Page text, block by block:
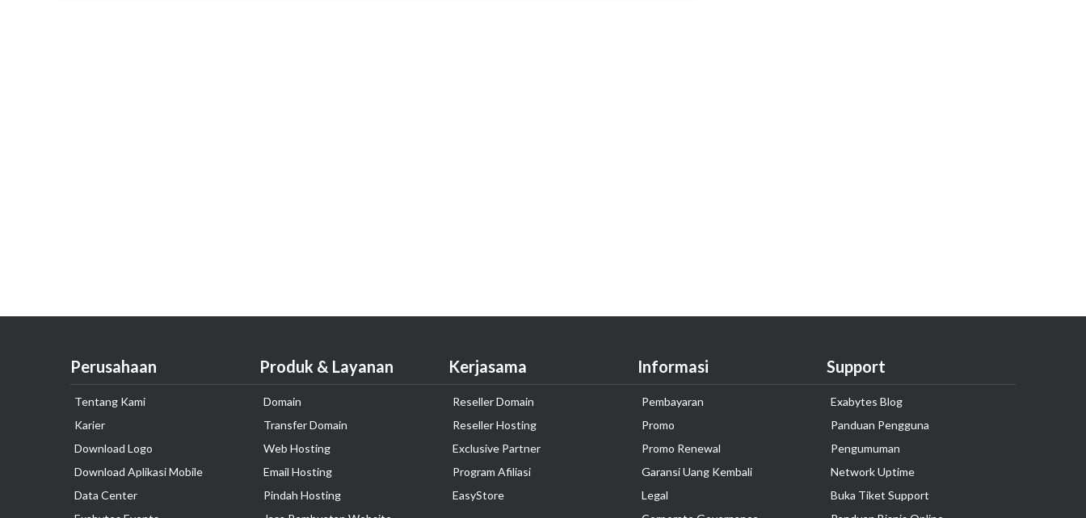
Perusahaan
Tentang Kami
Karier
Download Logo
Download Aplikasi Mobile
Data Center
Produk & Layanan
Domain
Transfer Domain
Web Hosting
Email Hosting
Pindah Hosting
Kerjasama
Reseller Domain
Reseller Hosting
Exclusive Partner
Program Afiliasi
EasyStore
Informasi
Pembayaran
Promo
Promo Renewal
Garansi Uang Kembali
Legal
Support
Exabytes Blog
Panduan Pengguna
Pengumuman
Network Uptime
Buka Tiket Support